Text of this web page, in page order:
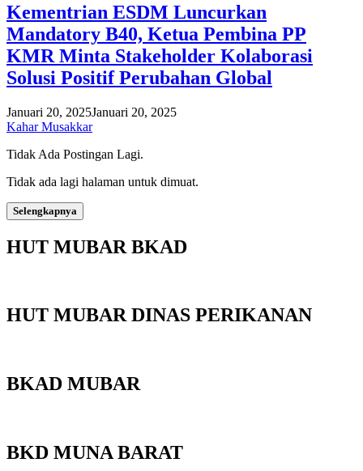
Kementrian ESDM Luncurkan
Mandatory B40, Ketua Pembina PP
KMR Minta Stakeholder Kolaborasi
Solusi Positif Perubahan Global
Januari 20, 2025Januari 20, 2025
Kahar Musakkar
Tidak Ada Postingan Lagi.
Tidak ada lagi halaman untuk dimuat.
Selengkapnya
HUT MUBAR BKAD
HUT MUBAR DINAS PERIKANAN
BKAD MUBAR
BKD MUNA BARAT